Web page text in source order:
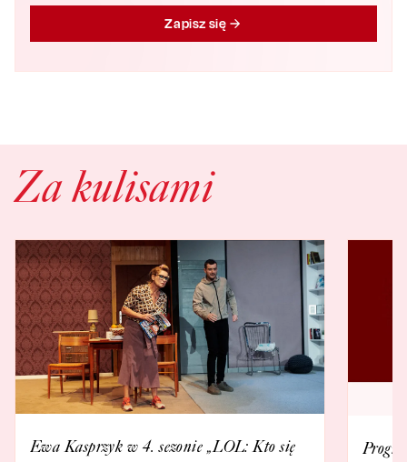
Zapisz się
Za kulisami
Ewa Kasprzyk w 4. sezonie „LOL: Kto się